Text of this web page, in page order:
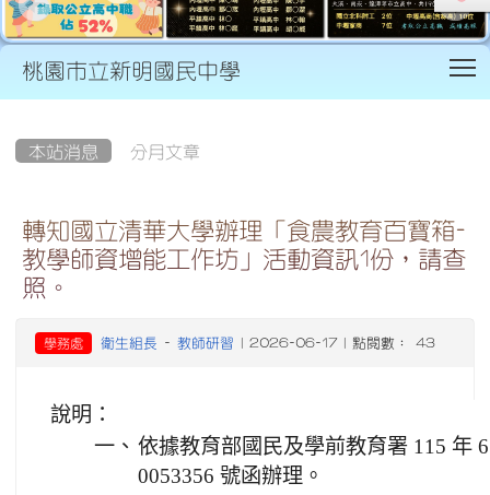
桃園市立新明國民中學
本站消息 分月文章
轉知國立清華大學辦理「食農教育百寶箱-
教學師資增能工作坊」活動資訊1份，請查
照。
學務處 衛生組長 - 教師研習 | 2026-06-17 | 點閱數： 43
說明：
一、 依據教育部國民及學前教育署 115 年
0053356 號函辦理。